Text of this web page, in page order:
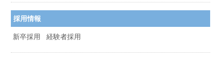
採用情報
新卒採用 経験者採用